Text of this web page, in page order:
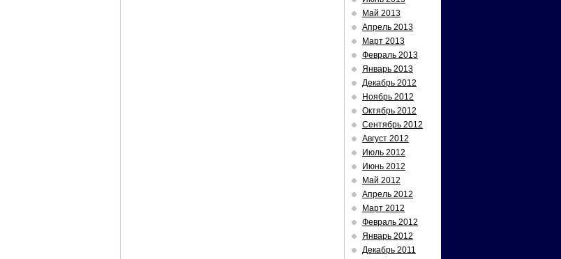
Май 2013
Апрель 2013
Март 2013
Февраль 2013
Январь 2013
Декабрь 2012
Ноябрь 2012
Октябрь 2012
Сентябрь 2012
Август 2012
Июль 2012
Июнь 2012
Май 2012
Апрель 2012
Март 2012
Февраль 2012
Январь 2012
Декабрь 2011